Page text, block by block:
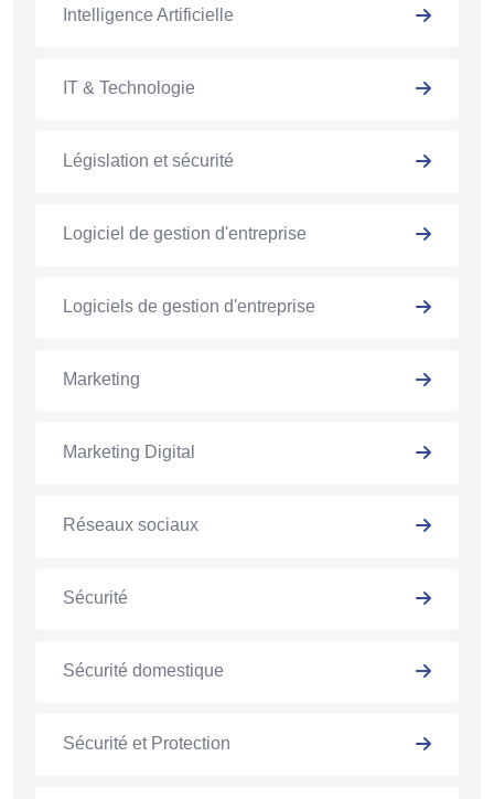
Intelligence Artificielle
IT & Technologie
Législation et sécurité
Logiciel de gestion d'entreprise
Logiciels de gestion d'entreprise
Marketing
Marketing Digital
Réseaux sociaux
Sécurité
Sécurité domestique
Sécurité et Protection